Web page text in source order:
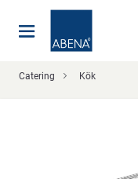
Catering Kök